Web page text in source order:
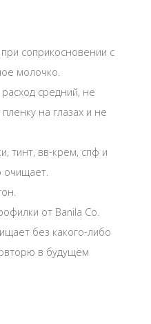
соприкосновении с
молочко.
средний, не
на глазах и не
тинт, вв-крем, спф и
очищает.
от Banila Co.
без какого-либо
в будущем